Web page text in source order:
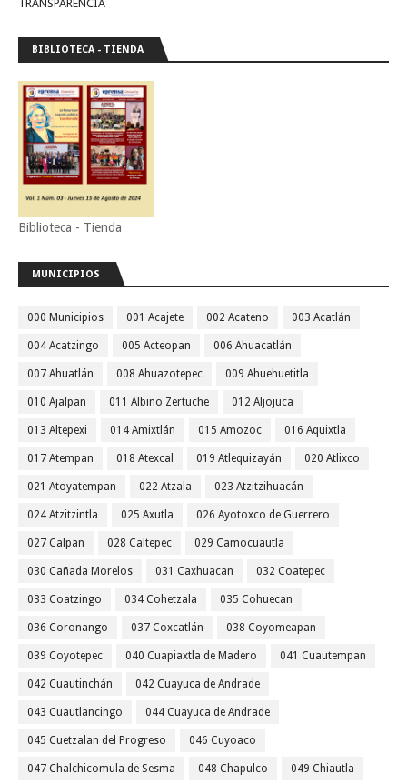
TRANSPARENCIA
BIBLIOTECA - TIENDA
Biblioteca - Tienda
MUNICIPIOS
000 Municipios 001 Acajete 002 Acateno 003 Acatlán
004 Acatzingo 005 Acteopan 006 Ahuacatlán
007 Ahuatlán 008 Ahuazotepec 009 Ahuehuetitla
010 Ajalpan 011 Albino Zertuche 012 Aljojuca
013 Altepexi 014 Amixtlán 015 Amozoc 016 Aquixtla
017 Atempan 018 Atexcal 019 Atlequizayán 020 Atlixco
021 Atoyatempan 022 Atzala 023 Atzitzihuacán
024 Atzitzintla 025 Axutla 026 Ayotoxco de Guerrero
027 Calpan 028 Caltepec 029 Camocuautla
030 Cañada Morelos 031 Caxhuacan 032 Coatepec
033 Coatzingo 034 Cohetzala 035 Cohuecan
036 Coronango 037 Coxcatlán 038 Coyomeapan
039 Coyotepec 040 Cuapiaxtla de Madero 041 Cuautempan
042 Cuautinchán 042 Cuayuca de Andrade
043 Cuautlancingo 044 Cuayuca de Andrade
045 Cuetzalan del Progreso 046 Cuyoaco
047 Chalchicomula de Sesma 048 Chapulco 049 Chiautla